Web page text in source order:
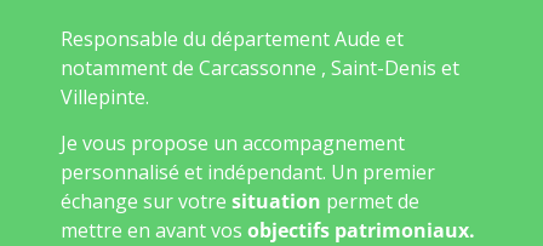
Responsable du département Aude et
notamment de Carcassonne , Saint-Denis et
Villepinte.
Je vous propose un accompagnement
personnalisé et indépendant. Un premier
échange sur votre situation permet de
mettre en avant vos objectifs patrimoniaux.